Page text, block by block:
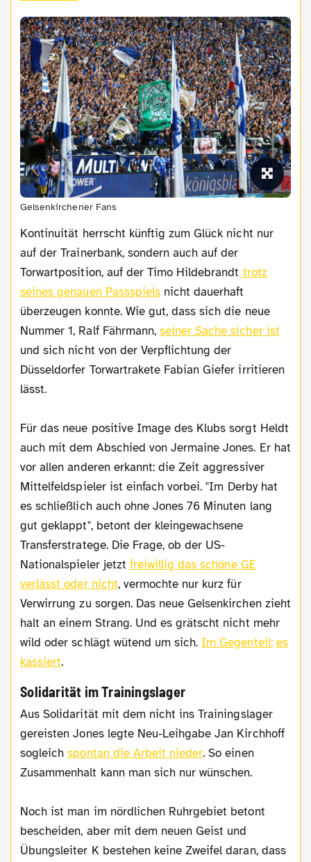
Gelsenkirchener Fans
Kontinuität herrscht künftig zum Glück nicht nur
auf der Trainerbank, sondern auch auf der
Torwartposition, auf der Timo Hildebrandt trotz
seines genauen Passspielsnicht dauerhaft
überzeugen konnte. Wie gut, dass sich die neue
Nummer 1, Ralf Fährmann, seiner Sache sicher ist
und sich nicht von der Verpflichtung der
Düsseldorfer Torwartrakete Fabian Giefer irritieren
lässt.
Für das neue positive Image des Klubs sorgt Heldt
auch mit dem Abschied von Jermaine Jones. Er hat
vor allen anderen erkannt: die Zeit aggressiver
Mittelfeldspieler ist einfach vorbei. "Im Derby hat
es schließlich auch ohne Jones 76 Minuten lang
gut geklappt", betont der kleingewachsene
Transferstratege. Die Frage, ob der US-
Nationalspieler jetzt freiwillig das schöne GE
verlässt oder nicht, vermochte nur kurz für
Verwirrung zu sorgen. Das neue Gelsenkirchen zieht
halt an einem Strang. Und es grätscht nicht mehr
wild oder schlägt wütend um sich. Im Gegenteil: es
kassiert.
Solidarität im Trainingslager
Aus Solidarität mit dem nicht ins Trainingslager
gereisten Jones legte Neu-Leihgabe Jan Kirchhoff
sogleichspontan die Arbeit nieder. So einen
Zusammenhalt kann man sich nur wünschen.
Noch ist man im nördlichen Ruhrgebiet betont
bescheiden, aber mit dem neuen Geist und
Übungsleiter K bestehen keine Zweifel daran, dass